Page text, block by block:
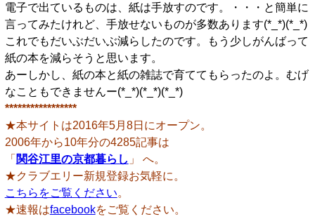
電子で出ているものは、紙は手放すのです。・・・と簡単に
言ってみたけれど、手放せないものが多数あります(*_*)(*_*)
これでもだいぶだいぶ減らしたのです。もう少しがんばって
紙の本を減らそうと思います。
あーしかし、紙の本と紙の雑誌で育ててもらったのよ。むげ
なこともできませんー(*_*)(*_*)(*_*)
*****************
★本サイトは2016年5月8日にオープン。
2006年から10年分の4285記事は
「 関谷江里の京都暮らし 」 へ。
★クラブエリー新規登録お気軽に。
こちらをご覧ください。
★速報はfacebookをご覧ください。